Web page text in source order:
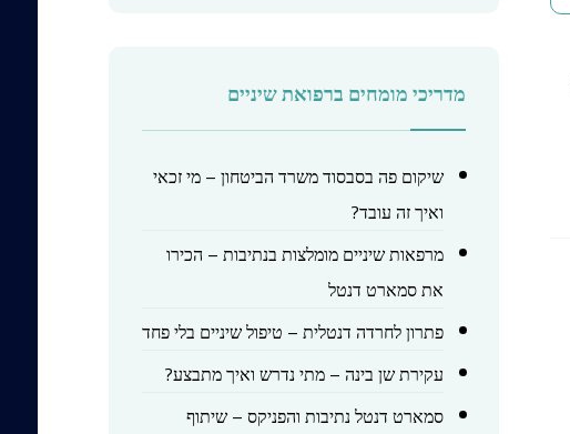
מדריכי מומחים ברפואת שיניים
שיקום פה בסבסוד משרד הביטחון – מי זכאי
ואיך זה עובד?
מרפאות שיניים מומלצות בנתיבות – הכירו
את סמארט דנטל
פתרון לחרדה דנטלית – טיפול שיניים בלי פחד
עקירת שן בינה – מתי נדרש ואיך מתבצע?
סמארט דנטל נתיבות והפניקס – שיתוף